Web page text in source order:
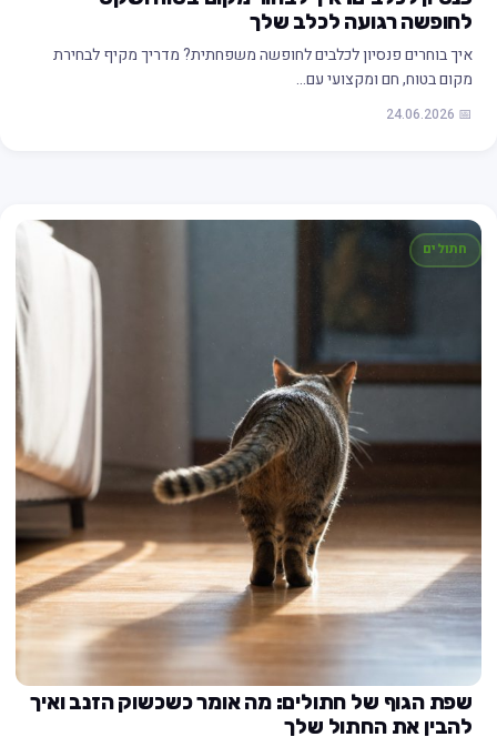
לחופשה רגועה לכלב שלך
איך בוחרים פנסיון לכלבים לחופשה משפחתית? מדריך מקיף לבחירת
מקום בטוח, חם ומקצועי עם…
📅 24.06.2026
חתולים
שפת הגוף של חתולים: מה אומר כשכשוק הזנב ואיך
להבין את החתול שלך